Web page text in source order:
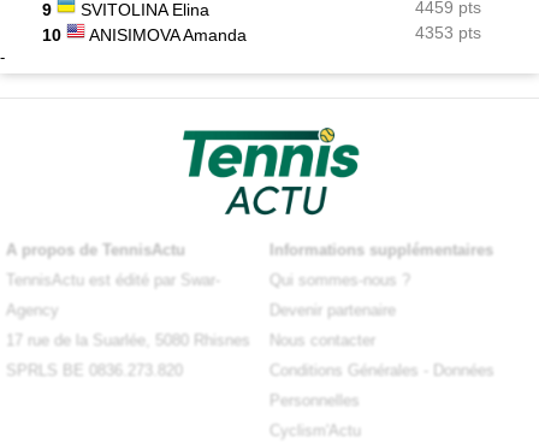
9
SVITOLINA Elina
4459 pts
10
ANISIMOVA Amanda 4353 pts
-
A propos de TennisActu
TennisActu est édité par Swar-
Agency
17 rue de la Suarlée, 5080 Rhisnes
SPRLS BE 0836.273.820
Informations supplémentaires
Qui sommes-nous ?
Devenir partenaire
Nous contacter
Conditions Générales
Données
Personnelles
Cyclism'Actu